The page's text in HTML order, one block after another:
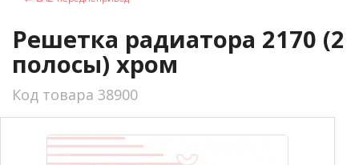
Решетка радиатора 2170 (2
полосы) хром
Код товара 38900